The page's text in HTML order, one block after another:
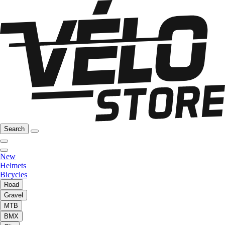
Search
New
Helmets
Bicycles
Road
Gravel
MTB
BMX